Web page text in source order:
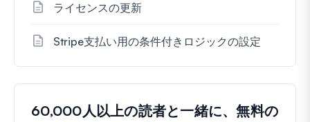
ライセンスの更新
Stripe支払い用の条件付きロジックの設定
60,000人以上の読者と一緒に、無料の